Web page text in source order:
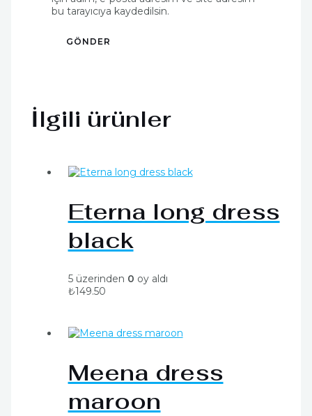
bu tarayıcıya kaydedilsin.
İlgili ürünler
Eterna long dress
black
5 üzerinden 0 oy aldı
₺149.50
Meena dress
maroon